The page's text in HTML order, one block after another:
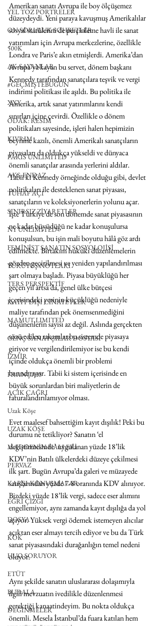
YEL TOZ PORTRELER
ON SORULUK SOHBETLER
500K
AK-SAYANLAR
#GEÇMİŞTEBUGÜN
XXY
ODAK: RESİM
KIVRIM
PARIS UNLIMITED
AKS-ENDAZ
TUHAF AÇI
SINIRSIZ ZİYARETLER
NY UNLIMITED
FEMİNİST SANATIN SOSYOLOJİSİ
YÜRÜYÜŞ NOTLARI
TERS PERSPEKTİF
KAYIT DIŞI CİNAYETLER
MAMUT LIMITED
GENÇ SANATÇILAR DOSYASI
İZMİR
FRANÇAIS
AÇIK ÇAĞRI
Uzak Köşe
UZAK KÖŞE
MADDENİN HALLERİ
PERVAZ
KARŞI-KONUŞMALAR
EĞRİ ÇİZGİ
DOSYA
KÖK
HUO SORUYOR
ETÜT
BUDALA
DEĞİNMELER
Amerikan sanatı Avrupa ile boy ölçüşemez
düzeydeydi. Yeni paraya kavuşmuş Amerikalılar
sosyal statülerini de perçinleme havli ile sanat
yatırımları için Avrupa merkezlerine, özellikle
Londra ve Paris’e akın etmişlerdi. Amerika’dan
Avrupa’ya kayan bu servet, dönem başkanı
Kennedy tarafından sanatçılara teşvik ve vergi
indirimi politikası ile aşıldı. Bu politika ile
Amerika, artık sanat yatırımlarını kendi
sınırları içine çevirdi. Özellikle o dönem
politikaları sayesinde, işleri halen hepimizin
beynine kazılı, önemli Amerikalı sanatçıların
piyasaları da oldukça yükseldi ve dünyaca
önemli sanatçılar arasında yerlerini aldılar.
Tabii ki Kennedy örneğinde olduğu gibi, devlet
politikaları ile desteklenen sanat piyasası,
sanatçıların ve koleksiyonerlerin yolunu açar.
İşte Türkiye’de son dönemde sanat piyasasının
ne kadar büyüdüğü ne kadar konuşulursa
konuşulsun, bu işin mali boyutu hâlâ göz ardı
edilmekte. Birtakım hukuki düzenlemelerin
gözden geçirilmesi ve yeniden yapılandırılması
şart olmaya başladı. Piyasa büyüklüğü her
geçen yıl artsa da, genel ülke bütçesi
içerisindeki yerinin küçüklüğü nedeniyle
maliye tarafından pek önemsenmediğini
düşünenlerin sayısı az değil. Aslında gerçekten
sözü edilen rakamlar bu sistemde piyasaya
giriyor ve vergilendirilemiyor ise bu kendi
içinde oldukça önemli bir problemi
barındırıyor. Tabii ki sistem içerisinde en
büyük sorunlardan biri maliyetlerin de
faturalandırılamıyor olması.
Evet maalesef bahsettiğim kayıt dışılık! Peki bu
durumu ne tetikliyor? Sanatın ‘el
değiştirmesinde’ uygulanan yüzde 18’lik
KDV’nin Batılı ülkelerdeki düzeye çekilmesi
ilk şart. Bugün Avrupa’da galeri ve müzayede
satışlarından yüzde 7-8 oranında KDV alınıyor.
Bizdeki yüzde 18’lik vergi, sadece eser alımını
engellemiyor, aynı zamanda kayıt dışılığa da yol
açıyor. Yüksek vergi ödemek istemeyen alıcılar
açıktan eser almayı tercih ediyor ve bu da Türk
sanat piyasasındaki durağanlığın temel nedeni
oluyor.
Aynı şekilde sanatın uluslararası dolaşımıyla
ilgili mevzuatın ivedilikle düzenlenmesi
gerektiği kanaatindeyim. Bu nokta oldukça
önemli. Mesela İstanbul’da fuara katılan hem